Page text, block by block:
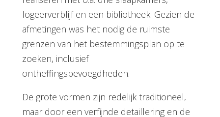
over landerijen. De wens was op deze
locatie een zeer ruime gezinswoning te
realiseren met o.a. drie slaapkamers,
logeerverblijf en een bibliotheek. Gezien de
afmetingen was het nodig de ruimste
grenzen van het bestemmingsplan op te
zoeken, inclusief
ontheffingsbevoegdheden.